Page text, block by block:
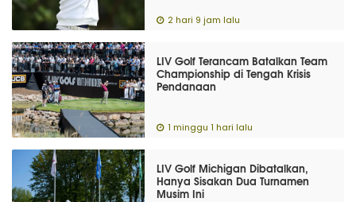
2 hari 9 jam lalu
LIV Golf Terancam Batalkan Team
Championship di Tengah Krisis
Pendanaan
1 minggu 1 hari lalu
LIV Golf Michigan Dibatalkan,
Hanya Sisakan Dua Turnamen
Musim Ini